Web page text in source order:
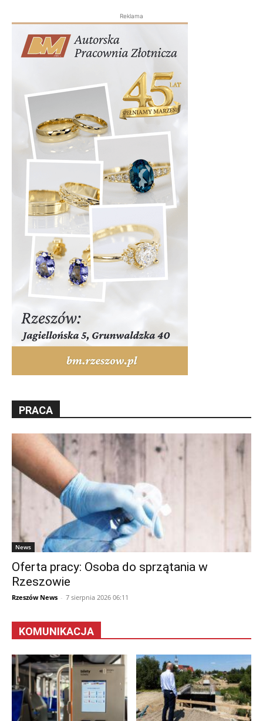
Reklama
PRACA
News
Oferta pracy: Osoba do sprzątania w
Rzeszowie
Rzeszów News - 7 sierpnia 2026 06:11
KOMUNIKACJA